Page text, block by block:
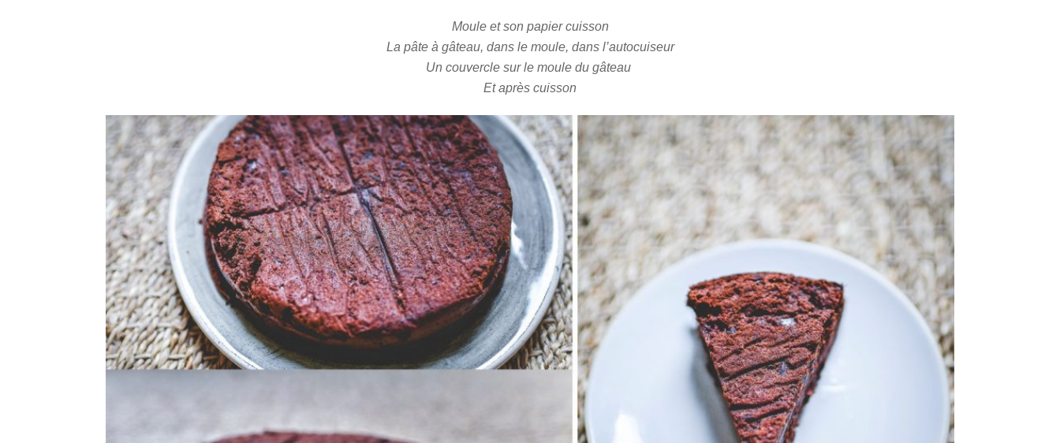
Moule et son papier cuisson
La pâte à gâteau, dans le moule, dans l’autocuiseur
Un couvercle sur le moule du gâteau
Et après cuisson